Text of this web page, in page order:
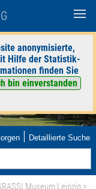
anonymisierte,
Hilfe der Statistik-
finden Sie
bin einverstanden
| Detaillierte Suche
Museum Leipzig >